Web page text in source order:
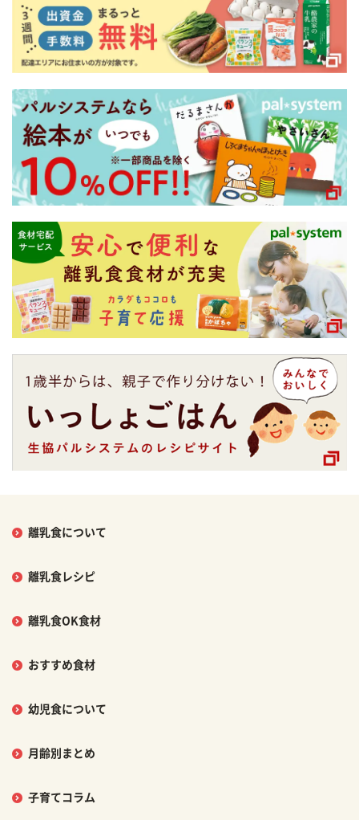
離乳食について
離乳食レシピ
離乳食OK食材
おすすめ食材
幼児食について
月齢別まとめ
子育てコラム